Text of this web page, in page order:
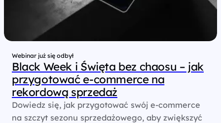
Webinar już się odbył
Black Week i Święta bez chaosu – jak
przygotować e‑commerce na
rekordową sprzedaż
Dowiedz się, jak przygotować swój e-commerce
na szczyt sezonu sprzedażowego, aby zwiększyć